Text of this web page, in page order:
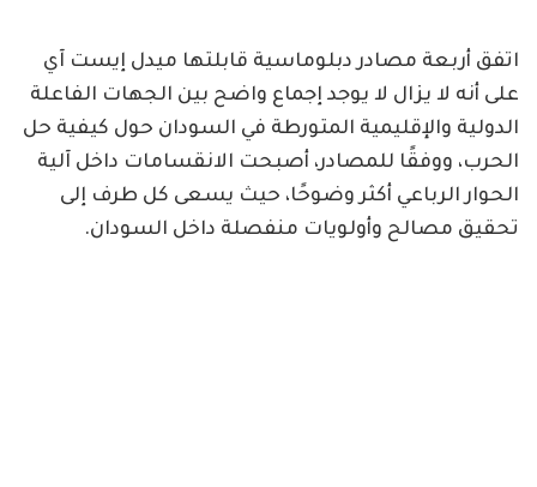
اتفق أربعة مصادر دبلوماسية قابلتها ميدل إيست آي
على أنه لا يزال لا يوجد إجماع واضح بين الجهات الفاعلة
الدولية والإقليمية المتورطة في السودان حول كيفية حل
الحرب، ووفقًا للمصادر، أصبحت الانقسامات داخل آلية
الحوار الرباعي أكثر وضوحًا، حيث يسعى كل طرف إلى
تحقيق مصالح وأولويات منفصلة داخل السودان.